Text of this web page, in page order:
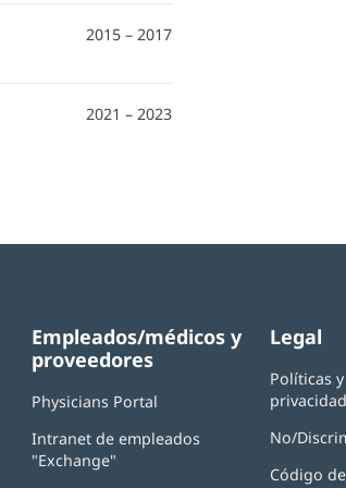
2015 – 2017
2021 – 2023
Empleados/médicos y
proveedores
Physicians Portal
en
Intranet de empleados
"Exchange"
Legal
Políticas
privacidad
No/
Código